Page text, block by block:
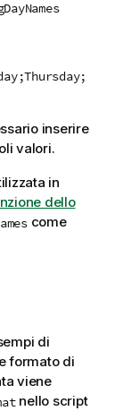
inserire
valori.
in
dello
come
di
formato di
viene
nello script